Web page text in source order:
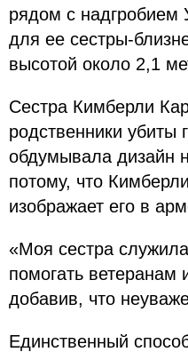
рядом с надгробием
для ее сестры-
высотой около 2,1
Сестра Кимберли
родственники
обдумывала дизайн
потому, что
изображает его в
«Моя сестра
помогать ветеранам
добавив, что
Единственный